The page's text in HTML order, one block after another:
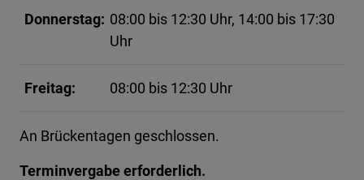
Donnerstag: 08:00 bis 12:30 Uhr, 14:00 bis 17:30
Uhr
Freitag: 08:00 bis 12:30 Uhr
An Brückentagen geschlossen.
Terminvergabe erforderlich.